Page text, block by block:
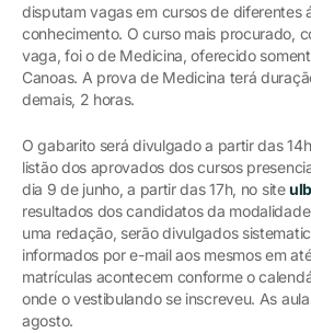
disputam vagas em cursos de diferentes
conhecimento. O curso mais procurado,
vaga, foi o de Medicina, oferecido
Canoas. A prova de Medicina terá
demais, 2 horas.
O gabarito será divulgado a partir das
listão dos aprovados dos cursos
dia 9 de junho, a partir das 17h, no site
resultados dos candidatos da
uma redação, serão divulgados
informados por e-mail aos mesmos em
matrículas acontecem conforme o
onde o vestibulando se inscreveu. As
agosto.